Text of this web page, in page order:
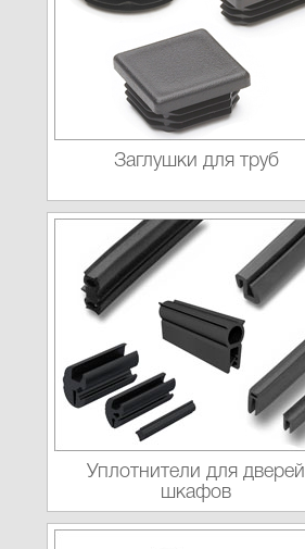
Заглушки для труб
Уплотнители для дверей
шкафов